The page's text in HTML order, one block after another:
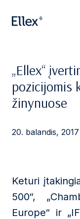
„Ellex“
pozicijomis
žinynuose
20. balandis, 2017
Keturi
500“,
Europe“ ir